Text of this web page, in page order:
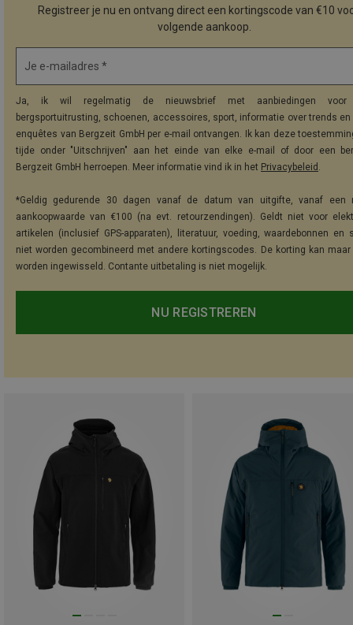
Registreer je nu en ontvang direct een kortingscode van €10
volgende aankoop.
Je e-mailadres *
Ja, ik wil regelmatig de nieuwsbrief met aanbiedingen voor
bergsportuitrusting, schoenen, accessoires, sport, informatie over trends
enquêtes van Bergzeit GmbH per e-mail ontvangen. Ik kan deze
tijde onder "Uitschrijven" aan het einde van elke e-mail of door een
Bergzeit GmbH herroepen. Meer informatie vind ik in het Privacybeleid .
*Geldig gedurende 30 dagen vanaf de datum van uitgifte, vanaf een
aankoopwaarde van €100 (na evt. retourzendingen). Geldt niet voor
artikelen (inclusief GPS-apparaten), literatuur, voeding, waardebonnen en
niet worden gecombineerd met andere kortingscodes. De korting kan maar
worden ingewisseld. Contante uitbetaling is niet mogelijk.
NU REGISTREREN